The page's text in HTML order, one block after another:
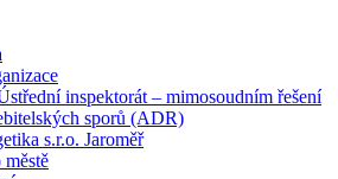
inspektorát – mimosoudním řešení
sporů (ADR)
s.r.o. Jaroměř